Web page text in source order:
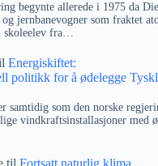
begynte allerede i 1975 da
jernbanevogner som fraktet
skoleelev fra…
Energiskiftet:
politikk for å ødelegge
samtidig som den norske
vindkraftsinstallasjoner med
tilFortsatt naturlig klima